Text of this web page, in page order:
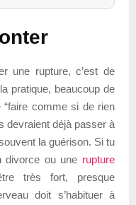
une rupture, c’est de
pratique, beaucoup de
“faire comme si de rien
devraient déjà passer à
la guérison. Si tu
divorce ou une rupture
très fort, presque
doit s’habituer à